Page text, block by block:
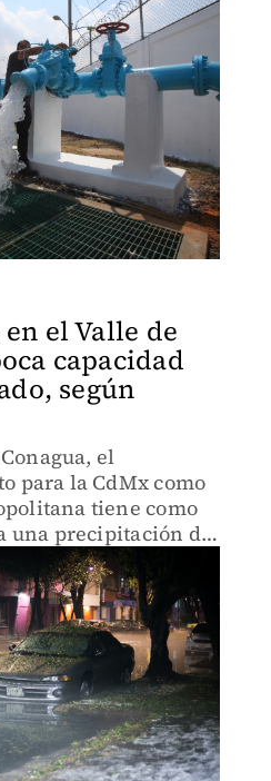
el Valle de
capacidad
según
el
para la CdMx como
tiene como
una precipitación de
causas naturales de